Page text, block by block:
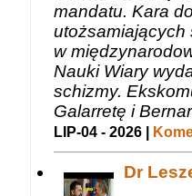
mandatu. Kara
utożsamiających
w
Nauki Wiary
schizmy.
Galarretę i
LIP-04 - 2026 |
Dr